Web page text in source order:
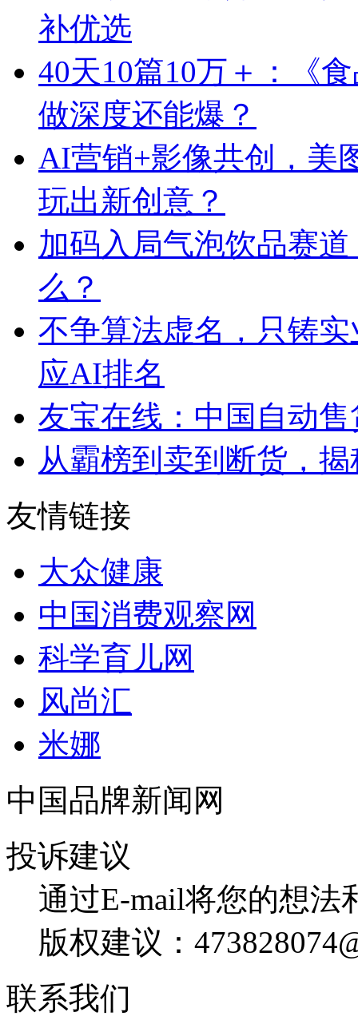
补优选
40天10篇10万＋：《
做深度还能爆？
AI营销+影像共创，美
玩出新创意？
加码入局气泡饮品赛
么？
不争算法虚名，只铸
应AI排名
友宝在线：中国自动
从霸榜到卖到断货，
友情链接
大众健康
中国消费观察网
科学育儿网
风尚汇
米娜
中国品牌新闻网
投诉建议
通过E-mail将您的想法
版权建议：
联系我们